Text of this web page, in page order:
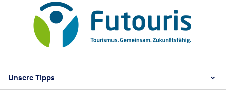
Unsere Tipps